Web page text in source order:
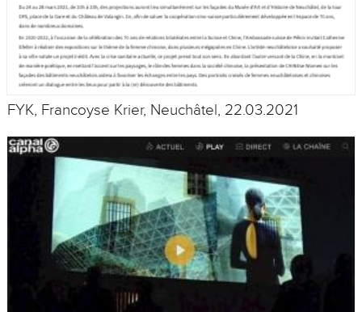
FYK, Francoyse Krier, Neuchâtel, 22.03.2021